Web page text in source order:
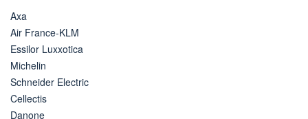
Axa
Air France-KLM
Essilor Luxxotica
Michelin
Schneider Electric
Cellectis
Danone